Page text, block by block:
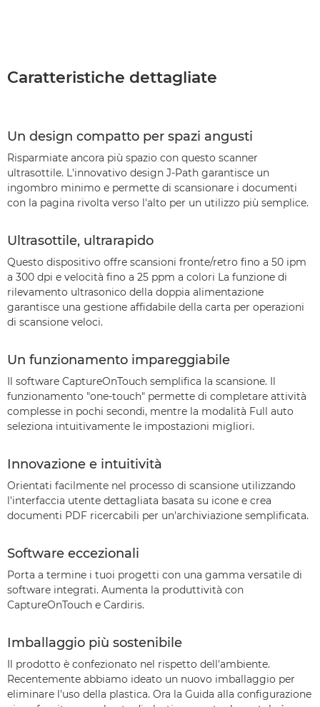
Caratteristiche dettagliate
Un design compatto per spazi angusti
Risparmiate ancora più spazio con questo scanner
ultrasottile. L'innovativo design J-Path garantisce un
ingombro minimo e permette di scansionare i documenti
con la pagina rivolta verso l'alto per un utilizzo più semplice.
Ultrasottile, ultrarapido
Questo dispositivo offre scansioni fronte/retro fino a 50 ipm
a 300 dpi e velocità fino a 25 ppm a colori La funzione di
rilevamento ultrasonico della doppia alimentazione
garantisce una gestione affidabile della carta per operazioni
di scansione veloci.
Un funzionamento impareggiabile
Il software CaptureOnTouch semplifica la scansione. Il
funzionamento "one-touch" permette di completare attività
complesse in pochi secondi, mentre la modalità Full auto
seleziona intuitivamente le impostazioni migliori.
Innovazione e intuitività
Orientati facilmente nel processo di scansione utilizzando
l'interfaccia utente dettagliata basata su icone e crea
documenti PDF ricercabili per un'archiviazione semplificata.
Software eccezionali
Porta a termine i tuoi progetti con una gamma versatile di
software integrati. Aumenta la produttività con
CaptureOnTouch e Cardiris.
Imballaggio più sostenibile
Il prodotto è confezionato nel rispetto dell'ambiente.
Recentemente abbiamo ideato un nuovo imballaggio per
eliminare l'uso della plastica. Ora la Guida alla configurazione